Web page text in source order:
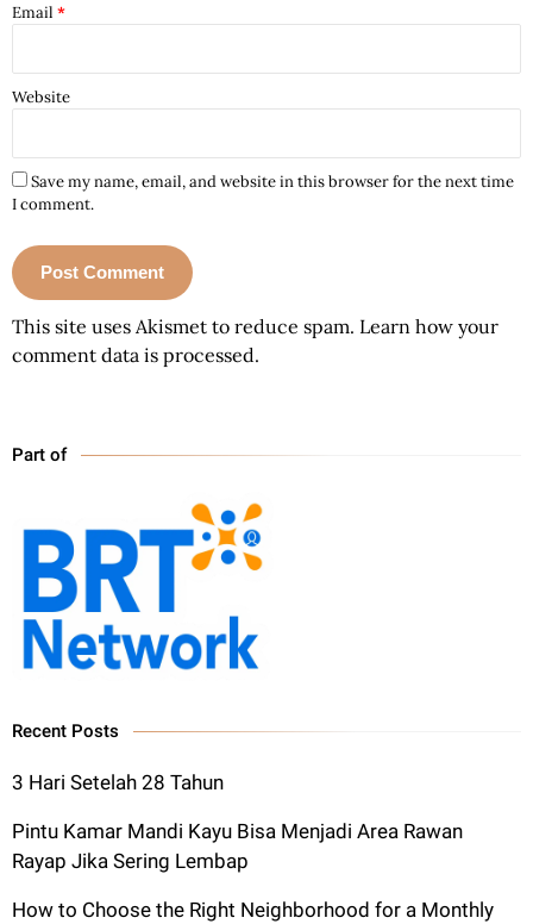
Email *
Website
Save my name, email, and website in this browser for the next time
I comment.
This site uses Akismet to reduce spam. Learn how your
comment data is processed.
Part of
Recent Posts
3 Hari Setelah 28 Tahun
Pintu Kamar Mandi Kayu Bisa Menjadi Area Rawan
Rayap Jika Sering Lembap
How to Choose the Right Neighborhood for a Monthly